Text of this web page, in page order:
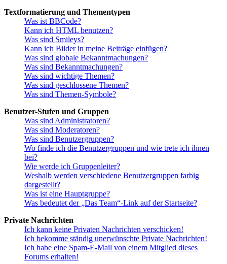
Textformatierung und Thementypen
Was ist BBCode?
Kann ich HTML benutzen?
Was sind Smileys?
Kann ich Bilder in meine Beiträge einfügen?
Was sind globale Bekanntmachungen?
Was sind Bekanntmachungen?
Was sind wichtige Themen?
Was sind geschlossene Themen?
Was sind Themen-Symbole?
Benutzer-Stufen und Gruppen
Was sind Administratoren?
Was sind Moderatoren?
Was sind Benutzergruppen?
Wo finde ich die Benutzergruppen und wie trete ich ihnen
bei?
Wie werde ich Gruppenleiter?
Weshalb werden verschiedene Benutzergruppen farbig
dargestellt?
Was ist eine Hauptgruppe?
Was bedeutet der „Das Team“-Link auf der Startseite?
Private Nachrichten
Ich kann keine Privaten Nachrichten verschicken!
Ich bekomme ständig unerwünschte Private Nachrichten!
Ich habe eine Spam-E-Mail von einem Mitglied dieses
Forums erhalten!